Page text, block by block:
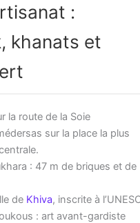
:
khanats et
la route de la Soie
sur la place la plus
: 47 m de briques et de
de Khiva, inscrite à
: art avant-gardiste